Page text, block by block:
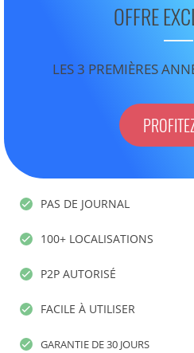
OFFRE
LES 3 PREMIÈRES
PAS DE JOURNAL
100+ LOCALISATIONS
P2P AUTORISÉ
FACILE À UTILISER
GARANTIE DE 30 JOURS